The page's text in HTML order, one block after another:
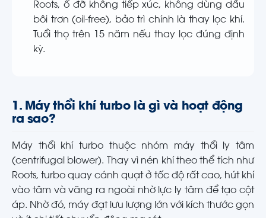
Roots, ổ đỡ không tiếp xúc, không dùng dầu
bôi trơn (oil-free), bảo trì chính là thay lọc khí.
Tuổi thọ trên 15 năm nếu thay lọc đúng định
kỳ.
1. Máy thổi khí turbo là gì và hoạt động
ra sao?
Máy thổi khí turbo thuộc nhóm máy thổi ly tâm
(centrifugal blower). Thay vì nén khí theo thể tích như
Roots, turbo quay cánh quạt ở tốc độ rất cao, hút khí
vào tâm và văng ra ngoài nhờ lực ly tâm để tạo cột
áp. Nhờ đó, máy đạt lưu lượng lớn với kích thước gọn